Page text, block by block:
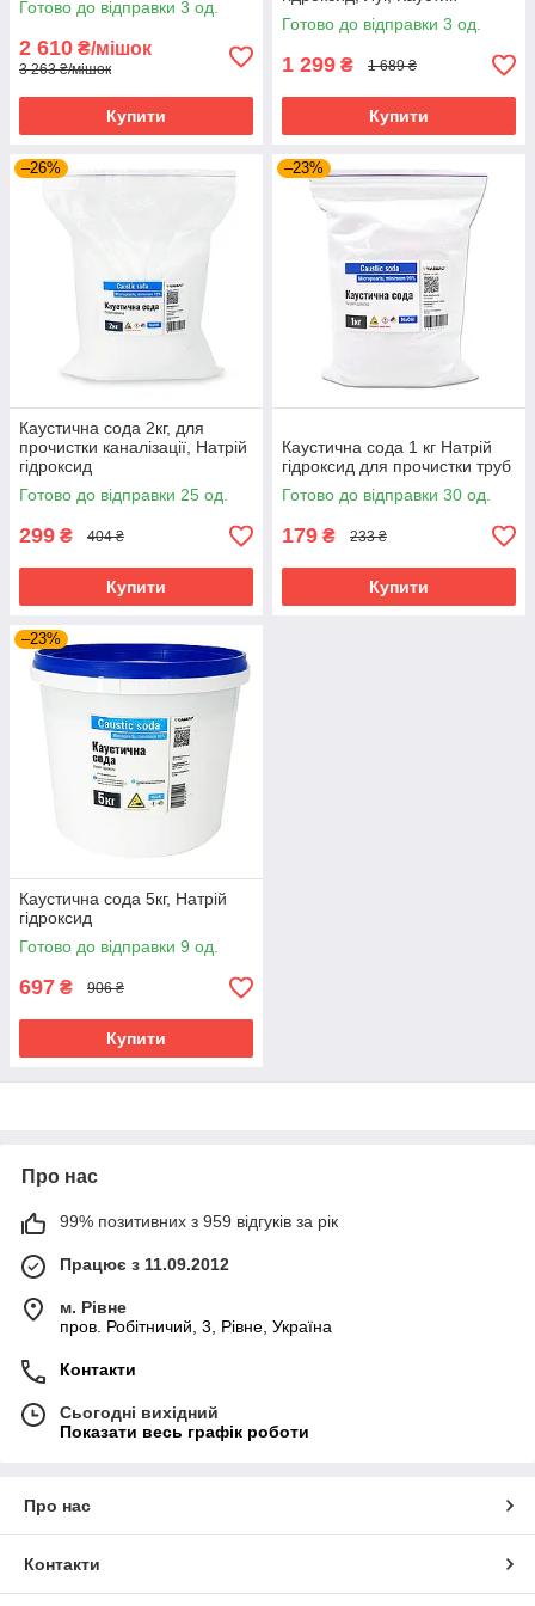
Готово до відправки 3 од.
2 610 ₴/мішок
3 263 ₴/мішок
Купити
Готово до відправки 3 од.
1 299 ₴ 1 689 ₴
Купити
–26%
Каустична сода 2кг, для
прочистки каналізації, Натрій
гідроксид
Готово до відправки 25 од.
299 ₴ 404 ₴
Купити
–23%
Каустична сода 1 кг Натрій
гідроксид для прочистки труб
Готово до відправки 30 од.
179 ₴ 233 ₴
Купити
–23%
Каустична сода 5кг, Натрій
гідроксид
Готово до відправки 9 од.
697 ₴ 906 ₴
Купити
Про нас
99% позитивних з 959 відгуків за рік
Працює з 11.09.2012
м. Рівне
пров. Робітничий, 3, Рівне, Україна
Контакти
Сьогодні вихідний
Показати весь графік роботи
Про нас
Контакти